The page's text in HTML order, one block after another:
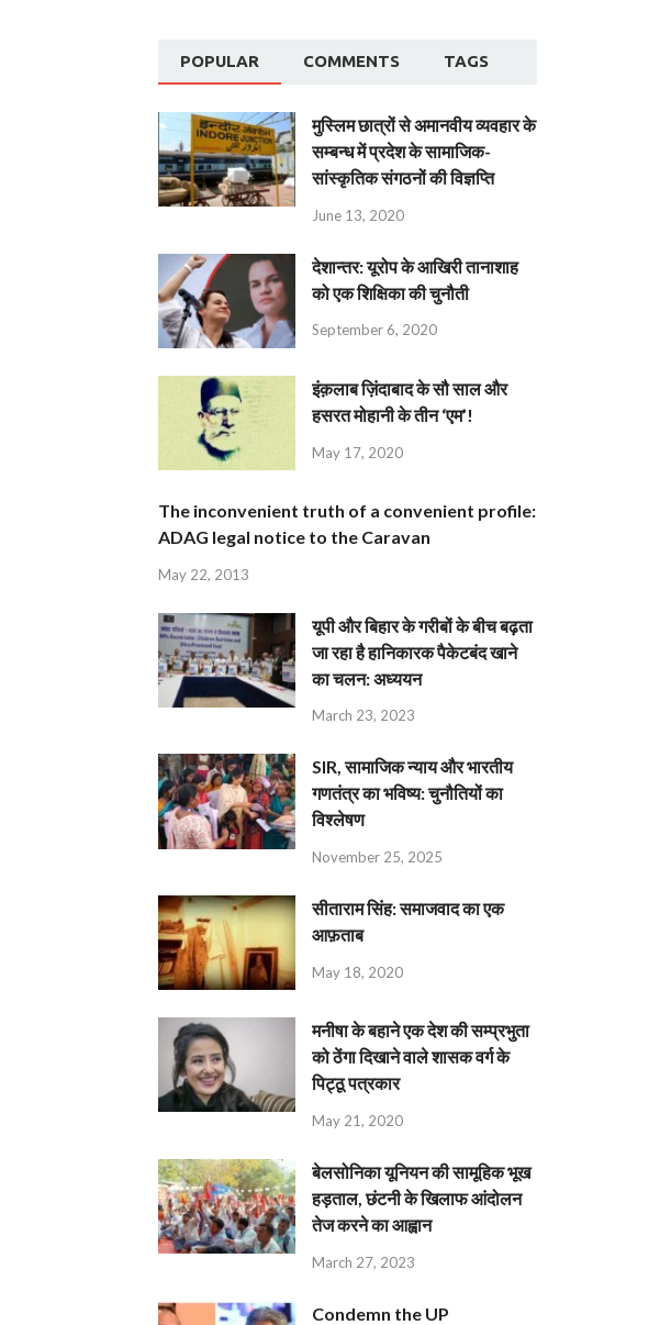
POPULAR COMMENTS TAGS
मुस्लिम छात्रों से अमानवीय व्यवहार के
सम्बन्ध में प्रदेश के सामाजिक-
सांस्कृतिक संगठनों की विज्ञप्ति
June 13, 2020
देशान्‍तर: यूरोप के आखिरी तानाशाह
को एक शिक्षिका की चुनौती
September 6, 2020
इंक़लाब ज़िंदाबाद के सौ साल और
हसरत मोहानी के तीन ‘एम’!
May 17, 2020
The inconvenient truth of a convenient profile:
ADAG legal notice to the Caravan
May 22, 2013
यूपी और बिहार के गरीबों के बीच बढ़ता
जा रहा है हानिकारक पैकेटबंद खाने
का चलन: अध्ययन
March 23, 2023
SIR, सामाजिक न्याय और भारतीय
गणतंत्र का भविष्य: चुनौतियों का
विश्लेषण
November 25, 2025
सीताराम सिंह: समाजवाद का एक
आफ़ताब
May 18, 2020
मनीषा के बहाने एक देश की सम्प्रभुता
को ठेंगा दिखाने वाले शासक वर्ग के
पिट्ठू पत्रकार
May 21, 2020
बेलसोनिका यूनियन की सामूहिक भूख
हड़ताल, छंटनी के खिलाफ आंदोलन
तेज करने का आह्वान
March 27, 2023
Condemn the UP